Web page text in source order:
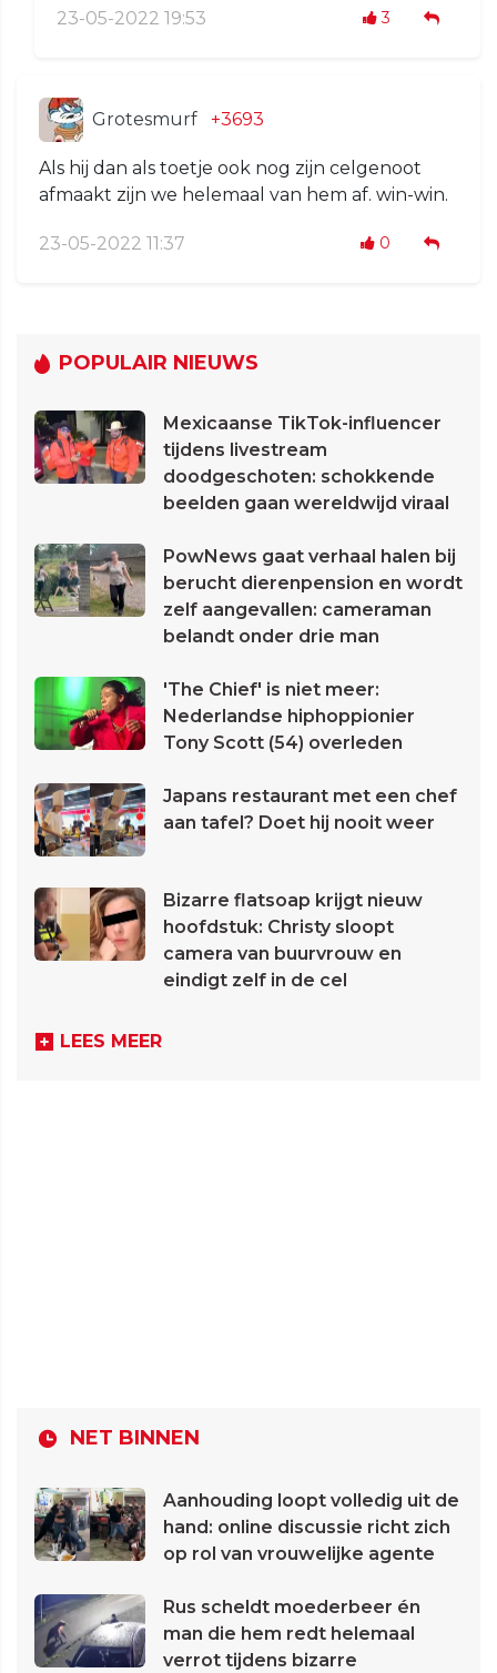
23-05-2022 19:53 3
Grotesmurf +3693
Als hij dan als toetje ook nog zijn celgenoot
afmaakt zijn we helemaal van hem af. win-win.
23-05-2022 11:37 0
POPULAIR NIEUWS
Mexicaanse TikTok-influencer
tijdens livestream
doodgeschoten: schokkende
beelden gaan wereldwijd viraal
PowNews gaat verhaal halen bij
berucht dierenpension en wordt
zelf aangevallen: cameraman
belandt onder drie man
'The Chief' is niet meer:
Nederlandse hiphoppionier
Tony Scott (54) overleden
Japans restaurant met een chef
aan tafel? Doet hij nooit weer
Bizarre flatsoap krijgt nieuw
hoofdstuk: Christy sloopt
camera van buurvrouw en
eindigt zelf in de cel
LEES MEER
NET BINNEN
Aanhouding loopt volledig uit de
hand: online discussie richt zich
op rol van vrouwelijke agente
Rus scheldt moederbeer én
man die hem redt helemaal
verrot tijdens bizarre